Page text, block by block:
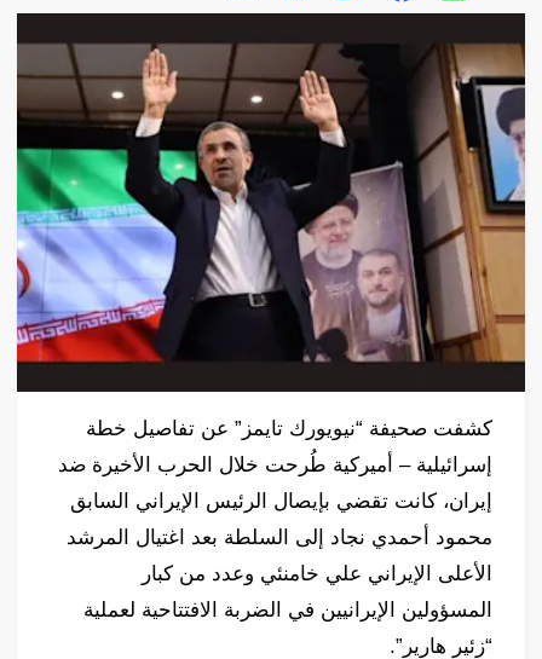
كشفت صحيفة “نيويورك تايمز” عن تفاصيل خطة
إسرائيلية – أميركية طُرحت خلال الحرب الأخيرة ضد
إيران، كانت تقضي بإيصال الرئيس الإيراني السابق
محمود أحمدي نجاد إلى السلطة بعد اغتيال المرشد
الأعلى الإيراني علي خامنئي وعدد من كبار
المسؤولين الإيرانيين في الضربة الافتتاحية لعملية
“زئير هارير”.